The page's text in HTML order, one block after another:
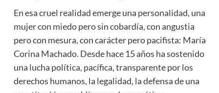
En esa cruel realidad emerge una personalidad, una
mujer con miedo pero sin cobardía, con angustia
pero con mesura, con carácter pero pacifista: María
Corina Machado. Desde hace 15 años ha sostenido
una lucha política, pacífica, transparente por los
derechos humanos, la legalidad, la defensa de una